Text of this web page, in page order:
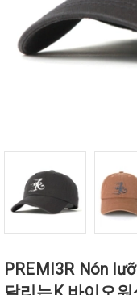
PREMI3R Nón